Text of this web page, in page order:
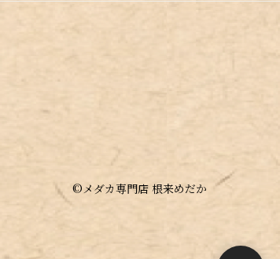
©︎メダカ専門店 根来めだか